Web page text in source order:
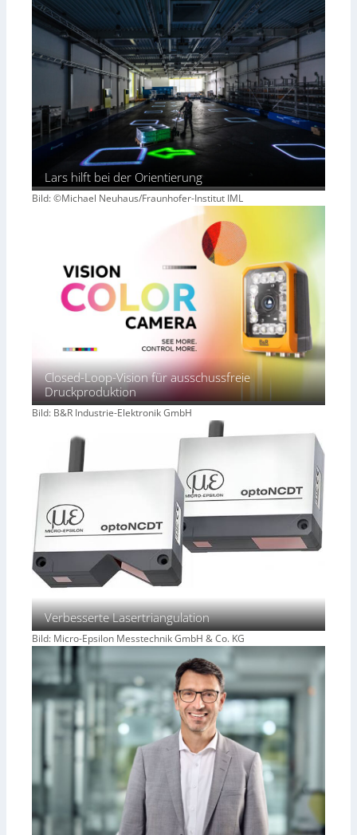
Lars hilft bei der Orientierung
Bild: ©Michael Neuhaus/Fraunhofer-Institut IML
Closed-Loop-Vision für ausschussfreie
Druckproduktion
Bild: B&R Industrie-Elektronik GmbH
Verbesserte Lasertriangulation
Bild: Micro-Epsilon Messtechnik GmbH & Co. KG